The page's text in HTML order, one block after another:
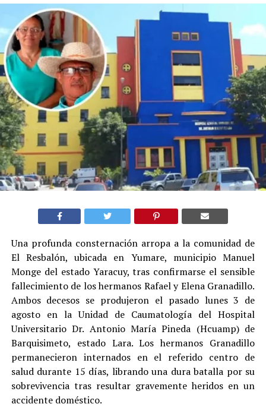
Una profunda consternación arropa a la comunidad de
El Resbalón, ubicada en Yumare, municipio Manuel
Monge del estado Yaracuy, tras confirmarse el sensible
fallecimiento de los hermanos Rafael y Elena Granadillo.
Ambos decesos se produjeron el pasado lunes 3 de
agosto en la Unidad de Caumatología del Hospital
Universitario Dr. Antonio María Pineda (Hcuamp) de
Barquisimeto, estado Lara. Los hermanos Granadillo
permanecieron internados en el referido centro de
salud durante 15 días, librando una dura batalla por su
sobrevivencia tras resultar gravemente heridos en un
accidente doméstico.